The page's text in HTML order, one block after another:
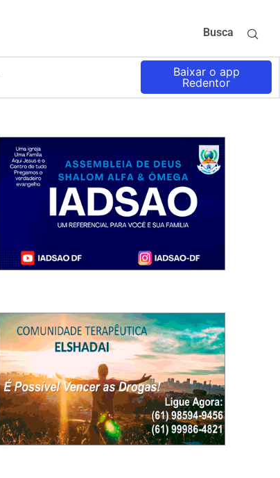
Busca
Baixar o app
Redentor